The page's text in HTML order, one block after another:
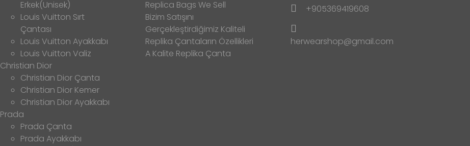
Erkek(Unisek)
Louis Vuitton Sırt
Çantası
Louis Vuitton Ayakkabı
Louis Vuitton Valiz
Christian Dior
Christian Dior Çanta
Christian Dior Kemer
Christian Dior Ayakkabı
Prada
Prada Çanta
Prada Ayakkabı
Replica Bags We Sell
Bizim Satışını
Gerçekleştirdiğimiz Kaliteli
Replika Çantaların Özellikleri
A Kalite Replika Çanta
+905369419608
herwearshop@gmail.com